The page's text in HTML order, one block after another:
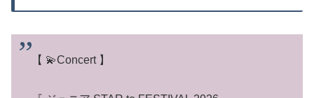
【 💫Concert 】